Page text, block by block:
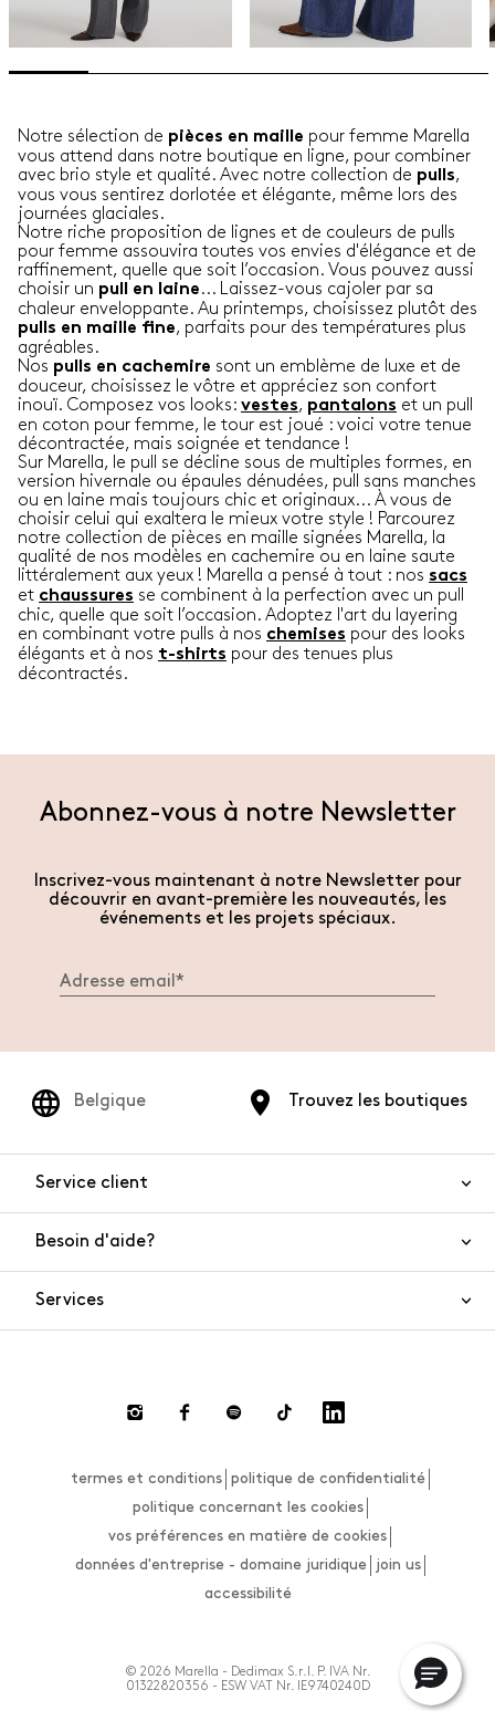
Notre sélection de pièces en maille pour femme Marella
vous attend dans notre boutique en ligne, pour combiner
avec brio style et qualité. Avec notre collection de pulls,
vous vous sentirez dorlotée et élégante, même lors des
journées glaciales.
Notre riche proposition de lignes et de couleurs de pulls
pour femme assouvira toutes vos envies d'élégance et de
raffinement, quelle que soit l’occasion. Vous pouvez aussi
choisir un pull en laine ... Laissez-vous cajoler par sa
chaleur enveloppante. Au printemps, choisissez plutôt des
pulls en maille fine, parfaits pour des températures plus
agréables.
Nos pulls en cachemire sont un emblème de luxe et de
douceur, choisissez le vôtre et appréciez son confort
inouï. Composez vos looks: vestes, pantalons et un pull
en coton pour femme, le tour est joué : voici votre tenue
décontractée, mais soignée et tendance !
Sur Marella, le pull se décline sous de multiples formes, en
version hivernale ou épaules dénudées, pull sans manches
ou en laine mais toujours chic et originaux... À vous de
choisir celui qui exaltera le mieux votre style ! Parcourez
notre collection de pièces en maille signées Marella, la
qualité de nos modèles en cachemire ou en laine saute
littéralement aux yeux ! Marella a pensé à tout : nos sacs
et chaussures se combinent à la perfection avec un pull
chic, quelle que soit l’occasion. Adoptez l'art du layering
en combinant votre pulls à nos chemises pour des looks
élégants et à nos t-shirts pour des tenues plus
décontractés.
Abonnez-vous à notre Newsletter
Inscrivez-vous maintenant à notre Newsletter pour
découvrir en avant-première les nouveautés, les
événements et les projets spéciaux.
Trouvez les boutiques
Belgique
Service client
Besoin d'aide?
Paiement
Guide des tailles
Services
Smart Shopping
termes et conditions
politique de confidentialité
politique concernant les cookies
vos préférences en matière de cookies
données d'entreprise - domaine juridique
join us
accessibilité
© 2026 Marella - Dedimax S.r.l. P. IVA Nr.
01322820356 - ESW VAT Nr. IE9740240D